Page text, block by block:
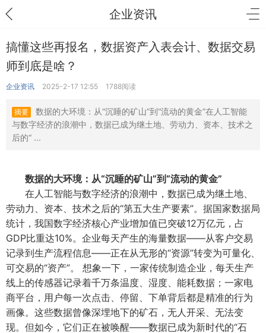
企业资讯
搞懂这些再报名，数据资产入表会计、数据交易
师到底是啥？
企业资讯 2025-2-17 12:55 1788阅读
摘要
数据的大环境：从“沉睡的矿山”到“流动的黄金”在人工智能
与数字经济的浪潮中，数据已成为继土地、劳动力、资本、技术之
后的“ ...
数据的大环境：从“沉睡的矿山”到“流动的黄金”
在人工智能与数字经济的浪潮中，数据已成为继土地、
劳动力、资本、技术之后的“第五大生产要素”。据国家数据局
统计，我国数字经济核心产业增加值已突破12万亿元，占
GDP比重达10%。企业每天产生的海量数据——从客户交易
记录到生产流程信息——正在从无形的“资源”转变为可量化、
可交易的“资产”。 想象一下，一家传统制造企业，每天生产
线上的传感器记录着千万条温度、湿度、能耗数据；一家电
商平台，用户每一次点击、停留、下单背后都是精准的行为
画像。这些数据曾像深埋地下的矿石，无人开采、无法变
现。但如今，它们正在被唤醒——数据已成为新时代的“石